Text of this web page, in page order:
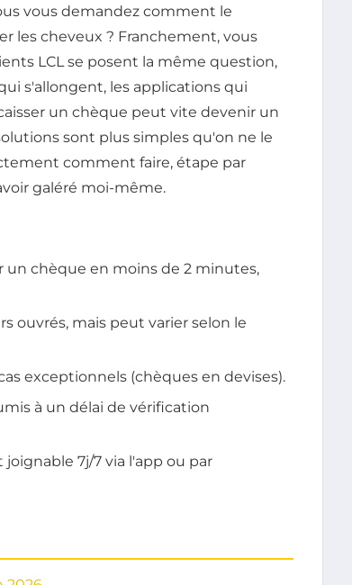
vous demandez comment le
les cheveux ? Franchement, vous
LCL se posent la même question,
s'allongent, les applications qui
un chèque peut vite devenir un
sont plus simples qu'on ne le
comment faire, étape par
galéré moi-même.
un chèque en moins de 2 minutes,
ouvrés, mais peut varier selon le
exceptionnels (chèques en devises).
à un délai de vérification
joignable 7j/7 via l'app ou par